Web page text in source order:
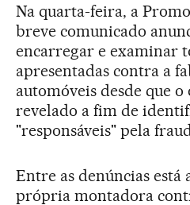
Na quarta-feira, a
breve comunicado
encarregar e examinar
apresentadas contra a
automóveis desde que o
revelado a fim de
"responsáveis" pela
Entre as denúncias está
própria montadora